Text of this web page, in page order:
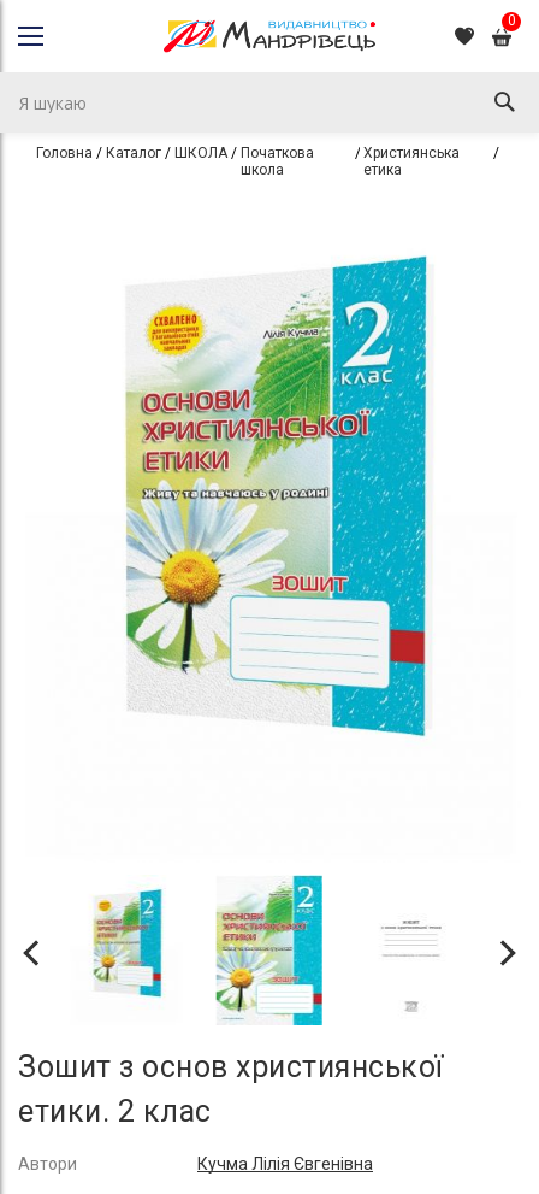
0
Головна Каталог ШКОЛА
Початкова
школа
Християнська
етика
Зошит з основ християнської
етики. 2 клас
Автори Кучма Лілія Євгенівна